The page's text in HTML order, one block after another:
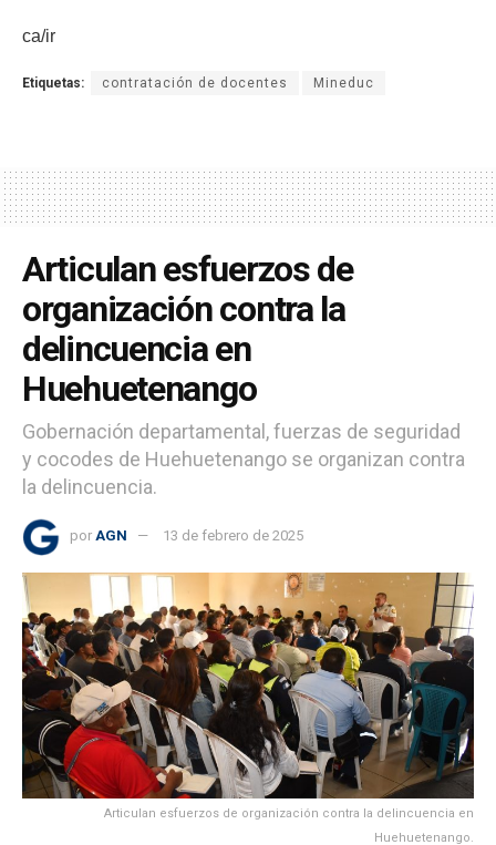
ca/ir
Etiquetas: contratación de docentes Mineduc
Articulan esfuerzos de
organización contra la
delincuencia en
Huehuetenango
Gobernación departamental, fuerzas de seguridad
y cocodes de Huehuetenango se organizan contra
la delincuencia.
por AGN 13 de febrero de 2025
Articulan esfuerzos de organización contra la delincuencia en
Huehuetenango.